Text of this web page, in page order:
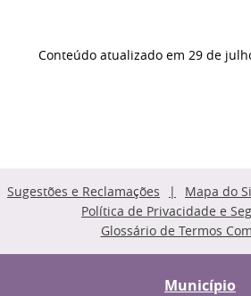
Conteúdo atualizado em 29 de
Sugestões e Reclamações Mapa do
Política de Privacidade e
Glossário de Termos
Município